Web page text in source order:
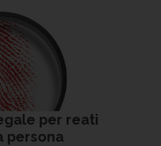
per reati
persona